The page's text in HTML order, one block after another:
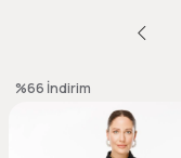
%66 İndirim